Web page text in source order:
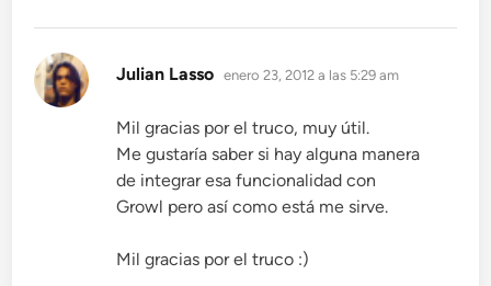
Julian Lasso dice:
enero 23, 2012 a las 5:29 am
Mil gracias por el truco, muy útil.
Me gustaría saber si hay alguna manera
de integrar esa funcionalidad con
Growl pero así como está me sirve.
Mil gracias por el truco :)